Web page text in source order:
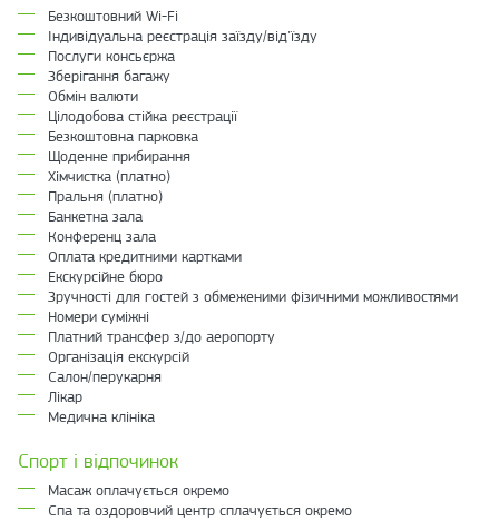
Безкоштовний Wi-Fi
Індивідуальна реєстрація заїзду/від'їзду
Послуги консьєржа
Зберігання багажу
Обмін валюти
Цілодобова стійка реєстрації
Безкоштовна парковка
Щоденне прибирання
Хімчистка (платно)
Пральня (платно)
Банкетна зала
Конференц зала
Оплата кредитними картками
Екскурсійне бюро
Зручності для гостей з обмеженими фізичними можливостями
Номери суміжні
Платний трансфер з/до аеропорту
Організація екскурсій
Салон/перукарня
Лікар
Медична клініка
Спорт і відпочинок
Масаж оплачується окремо
Спа та оздоровчий центр сплачується окремо